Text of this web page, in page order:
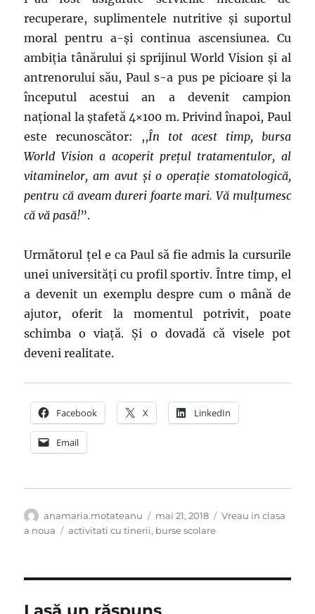
recuperare, suplimentele nutritive și suportul
moral pentru a-și continua ascensiunea. Cu
ambiția tânărului și sprijinul World Vision și al
antrenorului său, Paul s-a pus pe picioare și la
începutul acestui an a devenit campion
național la ștafetă 4×100 m. Privind înapoi, Paul
este recunoscător: ,,În tot acest timp, bursa
World Vision a acoperit prețul tratamentulor, al
vitaminelor, am avut și o operație stomatologică,
pentru că aveam dureri foarte mari. Vă mulțumesc
că vă pasă!”.
Următorul țel e ca Paul să fie admis la cursurile
unei universități cu profil sportiv. Între timp, el
a devenit un exemplu despre cum o mână de
ajutor, oferit la momentul potrivit, poate
schimba o viață. Și o dovadă că visele pot
deveni realitate.
Facebook X LinkedIn
Email
Autor
anamaria.motateanu
Publicat
pe
mai 21, 2018 Categorii
Vreau in clasa
a noua
Etichete
activitati cu tinerii, burse scolare